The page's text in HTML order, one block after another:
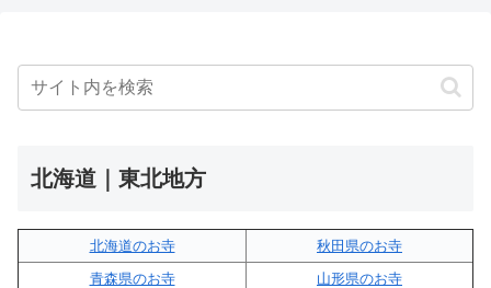
北海道｜東北地方
北海道のお寺
秋田県のお寺
青森県のお寺
山形県のお寺